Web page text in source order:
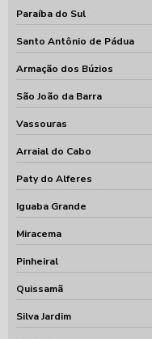
Paraíba do Sul
Santo Antônio de Pádua
Armação dos Búzios
São João da Barra
Vassouras
Arraial do Cabo
Paty do Alferes
Iguaba Grande
Miracema
Pinheiral
Quissamã
Silva Jardim